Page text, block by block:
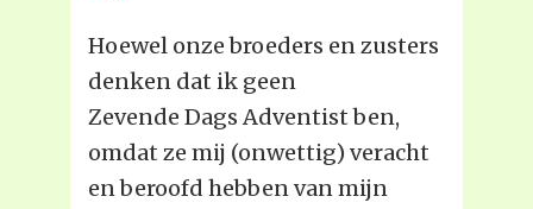
Hoewel onze broeders en zusters
denken dat ik geen
Zevende Dags Adventist ben,
omdat ze mij (onwettig) veracht
en beroofd hebben van mijn